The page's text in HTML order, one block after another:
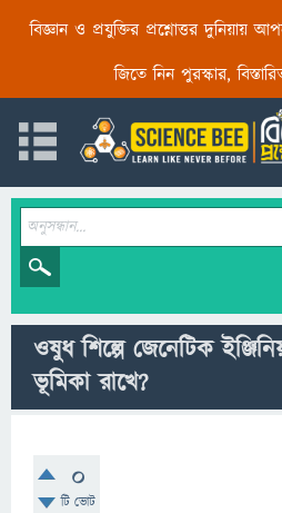
বিজ্ঞান ও প্রযুক্তির প্রশ্নোত্তর দুনিয়ায়
জিতে নিন পুরস্কার,
ওষুধ শিল্পে জেনেটিক
ভূমিকা রাখে?
0
টি ভোট